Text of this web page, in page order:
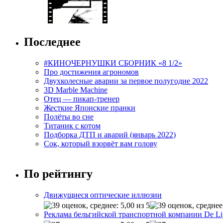
Последнее
#КИНОЧЕРНУШКИ СБОРНИК «8 1/2»
Про достижения агрономов
Двухколесные аварии за первое полугодие 2022
3D Marble Machine
Отец — пикап-тренер
Жесткие Японские пранки
Полёты во сне
Титаник с котом
Подборка ДТП и аварий (январь 2022)
Сок, который взорвёт вам голову
По рейтингу
Движущиеся оптические иллюзии
Реклама бельгийской транспортной компании De